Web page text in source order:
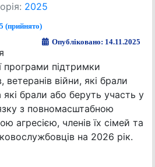
2025
(прийнято)
Опубліковано: 14.11.2025
програми підтримки
ветеранів війни, які брали
брали або беруть участь у
з повномасштабною
агресією, членів їх сімей та
на 2026 рік.